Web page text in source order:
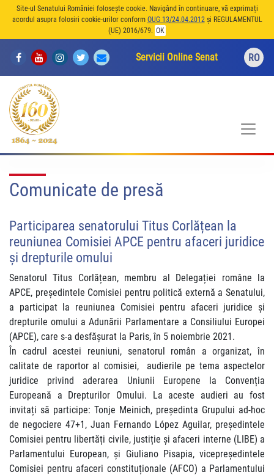
Site-ul Senatului României folosește cookie. Navigând în continuare, vă exprimați
acordul asupra folosiri cookie-urilor conform OUG 13/24.04.2012și REGULAMENTUL
(UE) 2016/679. OK
Servicii Online Senat RO
Comunicate de presă
Participarea senatorului Titus Corlățean la
reuniunea Comisiei APCE pentru afaceri juridice
și drepturile omului
Senatorul Titus Corlățean, membru al Delegației române la
APCE, președintele Comisiei pentru politică externă a Senatului,
a participat la reuniunea Comisiei pentru afaceri juridice și
drepturile omului a Adunării Parlamentare a Consiliului Europei
(APCE), care s-a desfășurat la Paris, în 5 noiembrie 2021.
În cadrul acestei reuniuni, senatorul român a organizat, în
calitate de raportor al comisiei, audierile pe tema aspectelor
juridice privind aderarea Uniunii Europene la Convenția
Europeană a Drepturilor Omului. La aceste audieri au fost
invitați să participe: Tonje Meinich, președinta Grupului ad-hoc
de negociere 47+1, Juan Fernando López Aguilar, președintele
Comisiei pentru libertăți civile, justiție și afaceri interne (LIBE) a
Parlamentului European, și Giuliano Pisapia, vicepreședintele
Comisiei pentru afaceri constituționale (AFCO) a Parlamentului